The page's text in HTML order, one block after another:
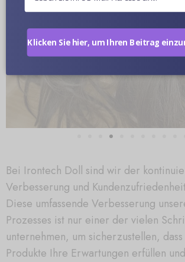
Bei Irontech Doll sind wir der
Verbesserung und
Diese umfassende Verbesserung
Prozesses ist nur einer der vielen
unternehmen, um sicherzustellen,
Produkte Ihre Erwartungen erfüllen
Klicken Sie hier, um Ihren Beitrag